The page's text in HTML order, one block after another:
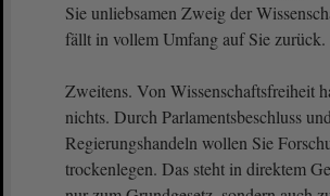
Sie unliebsamen Zweig der
fällt in vollem Umfang auf Sie zurück.
Zweitens. Von Wissenschaftsfreiheit
nichts. Durch Parlamentsbeschluss und
Regierungshandeln wollen Sie
trockenlegen. Das steht in direktem